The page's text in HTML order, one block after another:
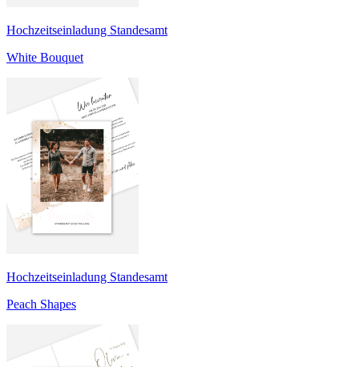
Hochzeitseinladung Standesamt
White Bouquet
Hochzeitseinladung Standesamt
Peach Shapes